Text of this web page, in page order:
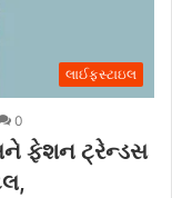
લાઈફસ્ટાઇલ
0
ફેશન ટ્રેન્ડસ